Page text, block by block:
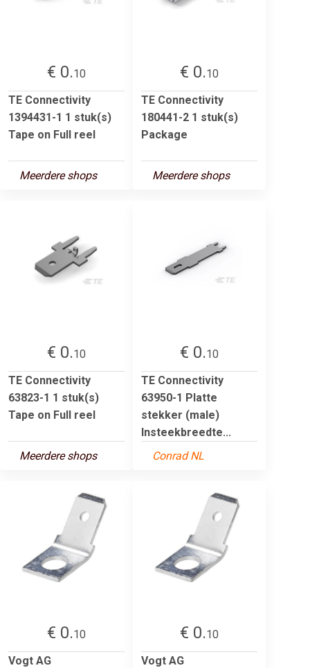
€ 0.10
TE Connectivity
1394431-1 1 stuk(s)
Tape on Full reel
Meerdere shops
€ 0.10
TE Connectivity
180441-2 1 stuk(s)
Package
Meerdere shops
€ 0.10
TE Connectivity
63823-1 1 stuk(s)
Tape on Full reel
Meerdere shops
€ 0.10
TE Connectivity
63950-1 Platte
stekker (male)
Insteekbreedte...
Conrad NL
€ 0.10
Vogt AG
€ 0.10
Vogt AG